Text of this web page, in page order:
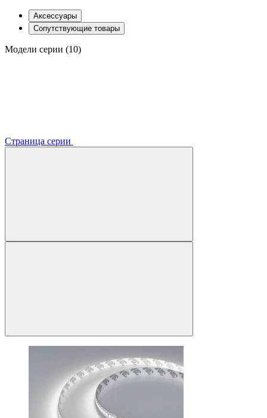
Аксессуары
Сопутствующие товары
Модели серии (10)
Страница серии